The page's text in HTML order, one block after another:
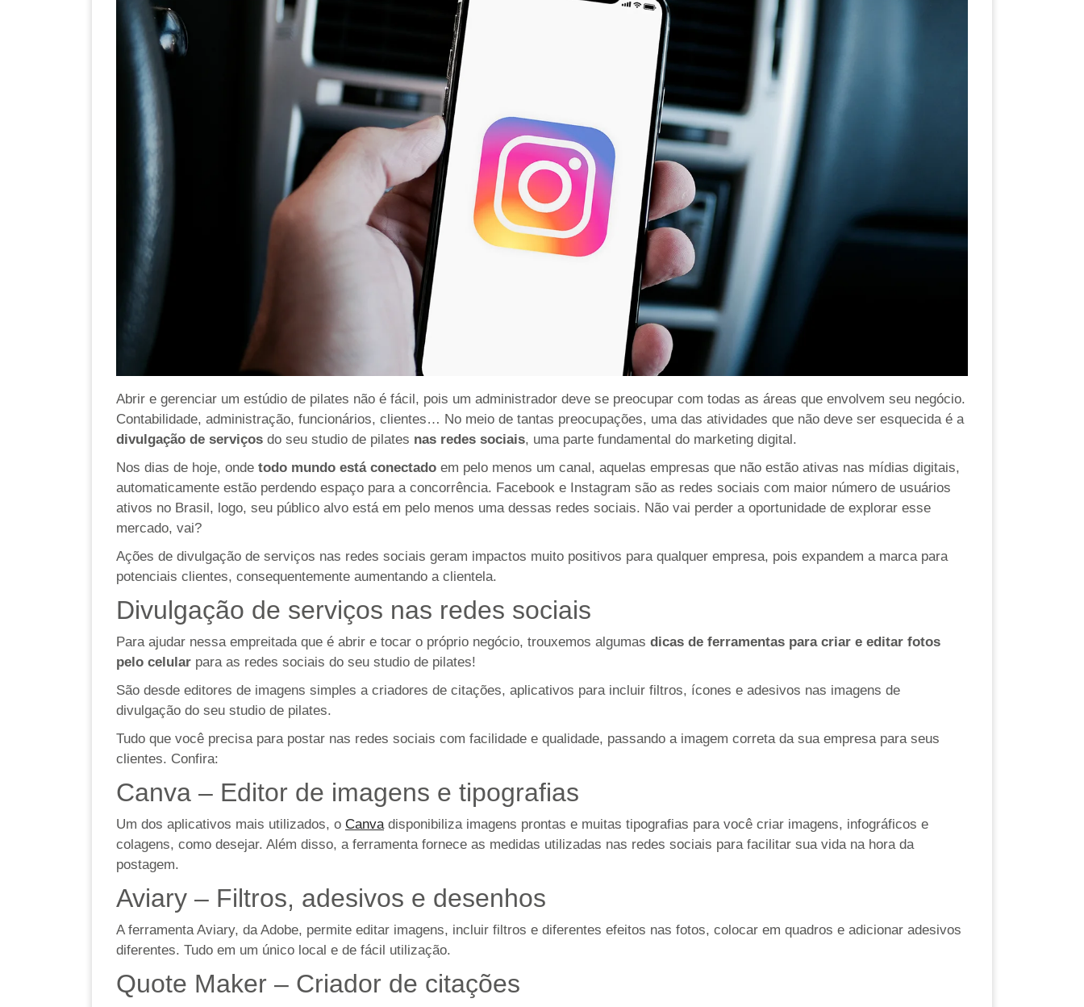
Abrir e gerenciar um estúdio de pilates não é fácil, pois um administrador deve se preocupar com todas as áreas que envolvem seu negócio.
Contabilidade, administração, funcionários, clientes… No meio de tantas preocupações, uma das atividades que não deve ser esquecida é a
divulgação de serviços do seu studio de pilates nas redes sociais, uma parte fundamental do marketing digital.
Nos dias de hoje, onde todo mundo está conectado em pelo menos um canal, aquelas empresas que não estão ativas nas mídias digitais,
automaticamente estão perdendo espaço para a concorrência. Facebook e Instagram são as redes sociais com maior número de usuários
ativos no Brasil, logo, seu público alvo está em pelo menos uma dessas redes sociais. Não vai perder a oportunidade de explorar esse
mercado, vai?
Ações de divulgação de serviços nas redes sociais geram impactos muito positivos para qualquer empresa, pois expandem a marca para
potenciais clientes, consequentemente aumentando a clientela.
Divulgação de serviços nas redes sociais
Para ajudar nessa empreitada que é abrir e tocar o próprio negócio, trouxemos algumas dicas de ferramentas para criar e editar fotos
pelo celular para as redes sociais do seu studio de pilates!
São desde editores de imagens simples a criadores de citações, aplicativos para incluir filtros, ícones e adesivos nas imagens de
divulgação do seu studio de pilates.
Tudo que você precisa para postar nas redes sociais com facilidade e qualidade, passando a imagem correta da sua empresa para seus
clientes. Confira:
Canva – Editor de imagens e tipografias
Um dos aplicativos mais utilizados, o Canvadisponibiliza imagens prontas e muitas tipografias para você criar imagens, infográficos e
colagens, como desejar. Além disso, a ferramenta fornece as medidas utilizadas nas redes sociais para facilitar sua vida na hora da
postagem.
Aviary – Filtros, adesivos e desenhos
A ferramentaAviary, da Adobe, permite editar imagens, incluir filtros e diferentes efeitos nas fotos, colocar em quadros e adicionar adesivos
diferentes. Tudo em um único local e de fácil utilização.
Quote Maker – Criador de citações